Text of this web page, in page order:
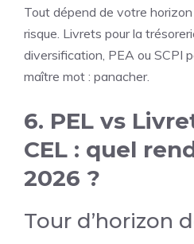
Tout dépend de votre
risque. Livrets pour la
diversification, PEA ou SCPI
maître mot : panacher.
6. PEL vs
CEL : quel
2026 ?
Tour d’horizon